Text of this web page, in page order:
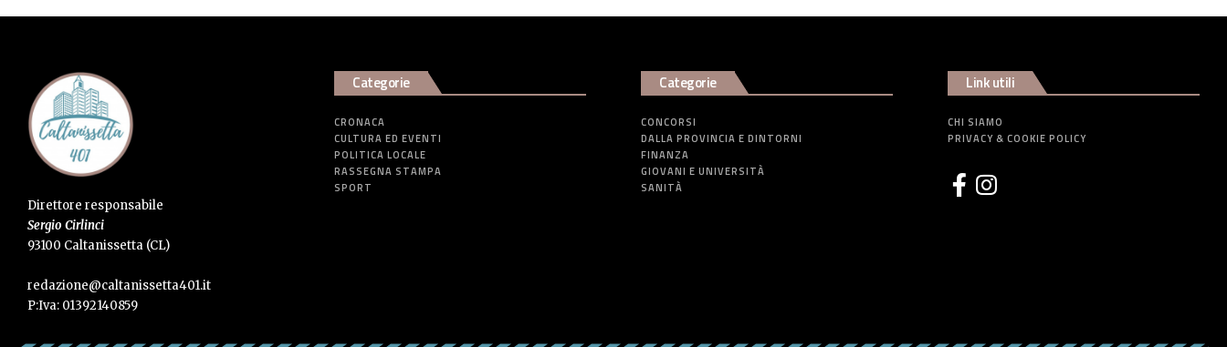
Direttore responsabile
Sergio Cirlinci
93100 Caltanissetta (CL)
redazione@caltanissetta401.it
P:Iva: 01392140859
Categorie
CRONACA
CULTURA ED EVENTI
POLITICA LOCALE
RASSEGNA STAMPA
SPORT
Categorie
CONCORSI
DALLA PROVINCIA E DINTORNI
FINANZA
GIOVANI E UNIVERSITÀ
SANITÀ
Link utili
CHI SIAMO
PRIVACY & COOKIE POLICY